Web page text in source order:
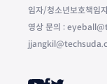
임자/청소년보호책
영상 문의 :